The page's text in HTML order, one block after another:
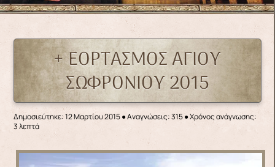
+ ΕΟΡΤΑΣΜΟΣ ΑΓΙΟΥ
ΣΩΦΡΟΝΙΟΥ 2015
Δημοσιεύτηκε: 12 Μαρτίου 2015●Αναγνώσεις: 315● Χρόνος ανάγνωσης:
3 λεπτά